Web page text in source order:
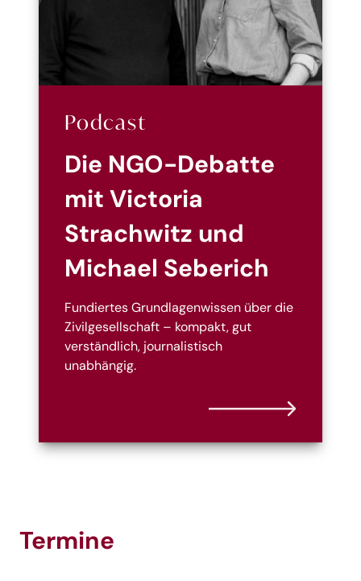
Podcast
Die NGO-Debatte
mit Victoria
Strachwitz und
Michael Seberich
Fundiertes Grundlagenwissen über die
Zivilgesellschaft – kompakt, gut
verständlich, journalistisch
unabhängig.
Termine